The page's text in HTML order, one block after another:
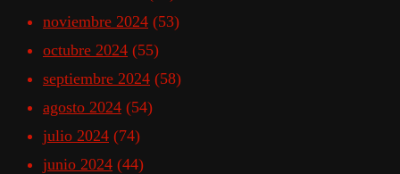
noviembre 2024 (53)
octubre 2024 (55)
septiembre 2024 (58)
agosto 2024 (54)
julio 2024 (74)
junio 2024 (44)